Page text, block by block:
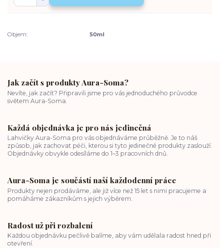
Objem: 50ml
Jak začít s produkty Aura-Soma?
Nevíte, jak začít? Připravili jsme pro vás jednoduchého průvodce
světem Aura-Soma.
Každá objednávka je pro nás jedinečná
Lahvičky Aura-Soma pro vás objednáváme průběžně. Je to náš
způsob, jak zachovat péči, kterou si tyto jedinečné produkty zaslouží.
Objednávky obvykle odesíláme do 1–3 pracovních dnů.
Aura-Soma je součástí naší každodenní práce
Produkty nejen prodáváme, ale již více než 15 let s nimi pracujeme a
pomáháme zákazníkům s jejich výběrem.
Radost už při rozbalení
Každou objednávku pečlivě balíme, aby vám udělala radost hned při
otevření.